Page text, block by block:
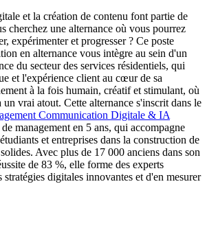
et la création de contenu font partie de
cherchez une alternance où vous pourrez
expérimenter et progresser ? Ce poste
en alternance vous intègre au sein d'un
du secteur des services résidentiels, qui
et l'expérience client au cœur de sa
à la fois humain, créatif et stimulant, où
vrai atout. Cette alternance s'inscrit dans le
Communication Digitale & IA
management en 5 ans, qui accompagne
et entreprises dans la construction de
Avec plus de 17 000 anciens dans son
de 83 %, elle forme des experts
stratégies digitales innovantes et d'en mesurer